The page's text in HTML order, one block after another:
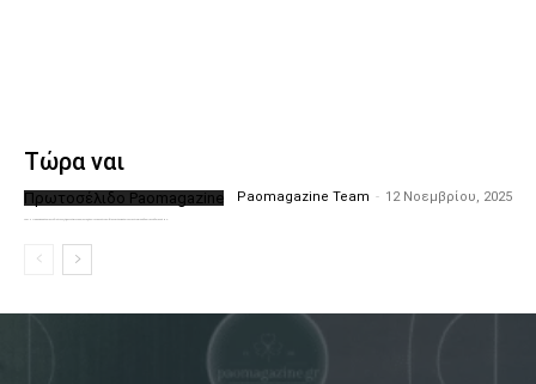
Τώρα ναι
Πρωτοσέλιδο Paomagazine Paomagazine Team - 12 Νοεμβρίου, 2025